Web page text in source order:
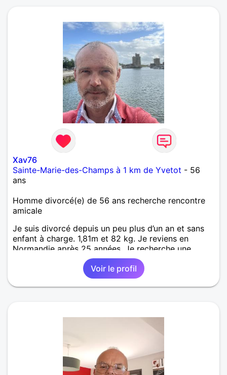
égocentrique partez vite !
Xav76
Sainte-Marie-des-Champs à 1 km de Yvetot - 56
ans
Homme divorcé(e) de 56 ans recherche rencontre
amicale
Je suis divorcé depuis un peu plus d’un an et sans
enfant à charge. 1,81m et 82 kg. Je reviens en
Normandie après 25 années. Je recherche une
relation suivie sans pression et dans la simplicité.
Mes loisirs sont souvent balade et visite de
monuments. Pas fan de toute vulgarité, j’apprécie
l’élégance des mots et des personnes.
Voir le profil